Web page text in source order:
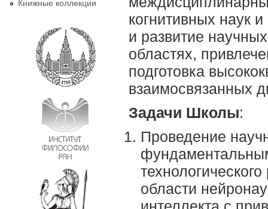
Книжные коллекции
когнитивных наук
и развитие
областях,
подготовка
взаимосвязанных
Задачи Школы:
Проведение
области